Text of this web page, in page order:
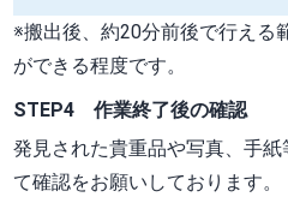
※搬出後、約20分前後で行える
ができる程度です。
STEP4 作業終了後の確認
発見された貴重品や写真、手
て確認をお願いしております。